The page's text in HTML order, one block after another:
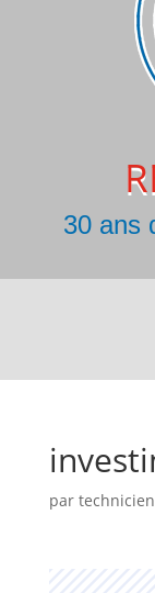
30 ans
par technicien